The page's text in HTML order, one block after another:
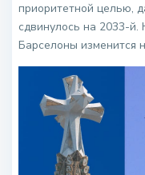
приоритетной целью,
сдвинулось на 2033-й.
Барселоны изменится